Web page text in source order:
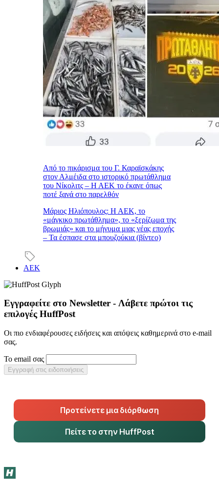
Από το πικάρισμα του Γ. Καραϊσκάκης
στον Αλμέιδα στο ιστορικό πρωτάθλημα
του Νίκολιτς – Η ΑΕΚ το έκανε όπως
ποτέ ξανά στο παρελθόν
Μάριος Ηλιόπουλος: Η ΑΕΚ, το
«μάγκικο πρωτάθλημα», το «ξερίζωμα της
βρωμιάς» και το μήνυμα μιας νέας εποχής
– Τα έσπασε στα μπουζούκια (βίντεο)
ΑΕΚ
Εγγραφείτε στο Newsletter - Λάβετε πρώτοι τις
επιλογές HuffPost
Οι πιο ενδιαφέρουσες ειδήσεις και απόψεις καθημερινά στο e-mail
σας.
Το email σας
Εγγραφή στις ειδοποιήσεις
Προτείνετε μια διόρθωση
Πείτε το στην HuffPost